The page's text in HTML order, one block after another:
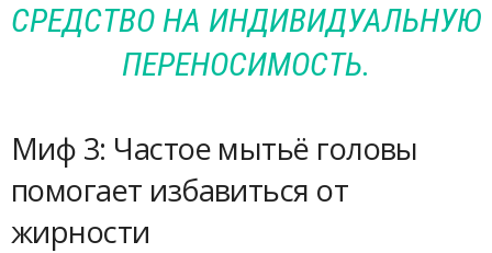
СРЕДСТВО НА ИНДИВИДУАЛЬНУЮ
ПЕРЕНОСИМОСТЬ.
Миф 3: Частое мытьё головы
помогает избавиться от
жирности